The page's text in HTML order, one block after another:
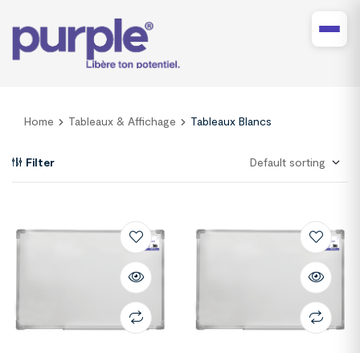
Home Tableaux & Affichage Tableaux Blancs
Filter